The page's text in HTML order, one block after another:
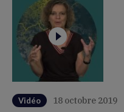
Vidéo 18 octobre 2019